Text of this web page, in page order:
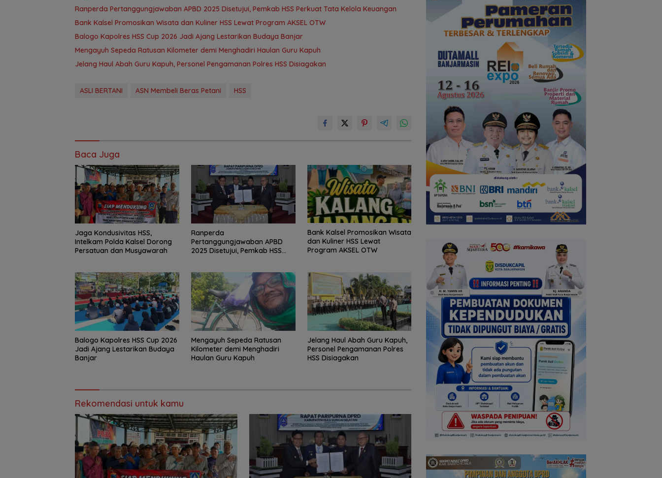
Ranperda Pertanggungjawaban APBD 2025 Disetujui, Pemkab HSS Perkuat Tata Kelola Keuangan
Bank Kalsel Promosikan Wisata dan Kuliner HSS Lewat Program AKSEL OTW
Balogo Kapolres HSS Cup 2026 Jadi Ajang Lestarikan Budaya Banjar
Mengayuh Sepeda Ratusan Kilometer demi Menghadiri Haulan Guru Kapuh
Jelang Haul Abah Guru Kapuh, Personel Pengamanan Polres HSS Disiagakan
ASLI BERTANI ASN Membeli Beras Petani HSS
Baca Juga
Jaga Kondusivitas HSS,
Intelkam Polda Kalsel Dorong
Persatuan dan Musyawarah
Ranperda
Pertanggungjawaban APBD
2025 Disetujui, Pemkab HSS
Bank Kalsel Promosikan Wisata
dan Kuliner HSS Lewat
Program AKSEL OTW
Balogo Kapolres HSS Cup 2026
Jadi Ajang Lestarikan Budaya
Banjar
Mengayuh Sepeda Ratusan
Kilometer demi Menghadiri
Haulan Guru Kapuh
Jelang Haul Abah Guru Kapuh,
Personel Pengamanan Polres
HSS Disiagakan
Rekomendasi untuk kamu